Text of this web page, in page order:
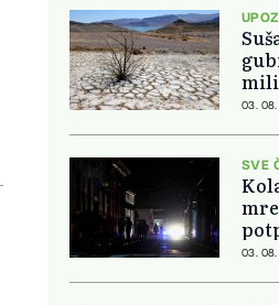
03. 08.
SVE
03. 08.